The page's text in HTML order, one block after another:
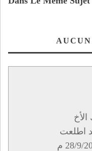
اطلعت
على البلاغ يوم الخميس 28/9/2006 م